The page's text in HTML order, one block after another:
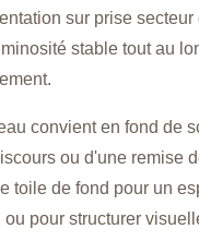
sur prise secteur
stable tout au
convient en fond de
ou d'une remise
toile de fond pour un
ou pour structurer